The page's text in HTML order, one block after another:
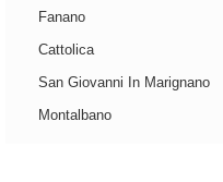
Fanano
Cattolica
San Giovanni In Marignano
Montalbano